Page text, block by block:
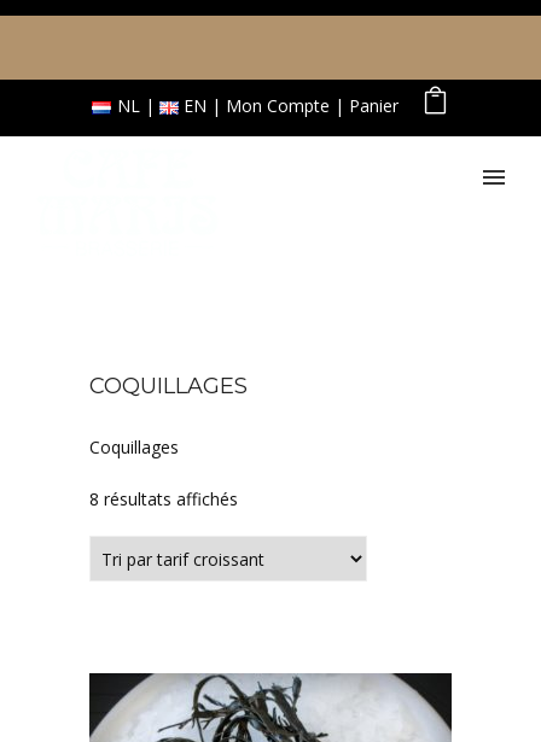
NL EN Mon Compte Panier
COQUILLAGES
Coquillages
8 résultats affichés